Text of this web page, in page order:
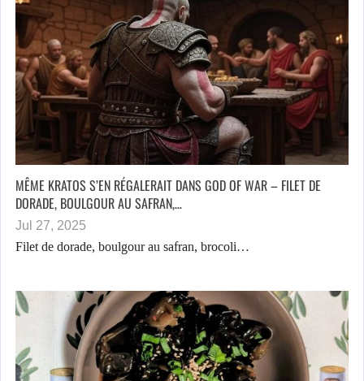
MÊME KRATOS S’EN RÉGALERAIT DANS GOD OF WAR – FILET DE
DORADE, BOULGOUR AU SAFRAN,…
Jul 27, 2025
Filet de dorade, boulgour au safran, brocoli…